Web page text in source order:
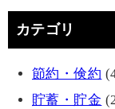
カテゴリ
節約・倹約
貯蓄・貯金